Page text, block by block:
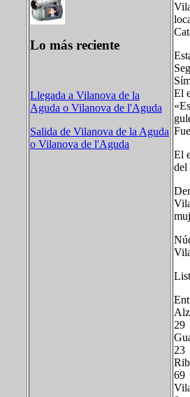
Lo más reciente
Llegada a Vilanova de la
Aguda o Vilanova de l'Aguda
Salida de Vilanova de la Aguda
o Vilanova de l'Aguda
El
El
del
29
23
69